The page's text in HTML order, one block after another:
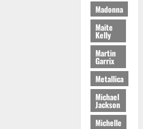
Madonna
Maite
Kelly
Martin
Garrix
Metallica
Michael
Jackson
Michelle